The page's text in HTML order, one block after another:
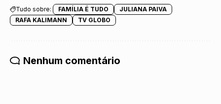
Tudo sobre: FAMÍLIA É TUDO
JULIANA PAIVA
RAFA KALIMANN
TV GLOBO
Nenhum comentário